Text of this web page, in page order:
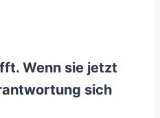
Wenn sie jetzt
sich